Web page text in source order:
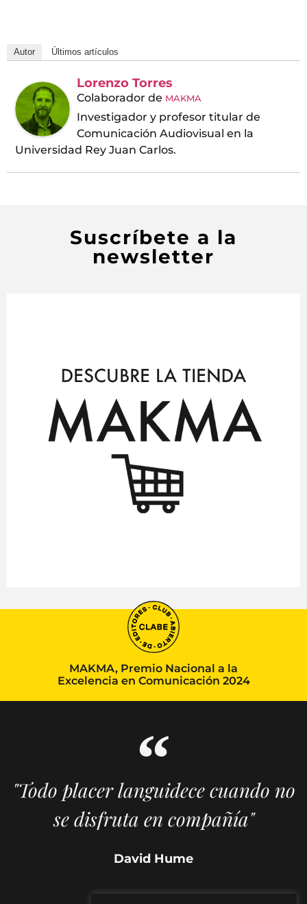
Autor Últimos artículos
Lorenzo Torres
Colaborador de MAKMA
Investigador y profesor titular de
Comunicación Audiovisual en la
Universidad Rey Juan Carlos.
Suscríbete a la
newsletter
MAKMA, Premio Nacional a la
Excelencia en Comunicación 2024
"Todo placer languidece cuando no
se disfruta en compañía"
David Hume